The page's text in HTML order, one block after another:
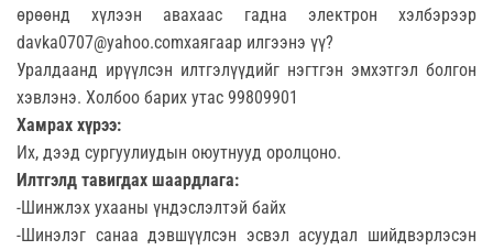
өрөөнд хүлээн авахаас гадна электрон хэлбэрээр
davka0707@yahoo.comхаягаар илгээнэ үү?
Уралдаанд ирүүлсэн илтгэлүүдийг нэгтгэн эмхэтгэл болгон
хэвлэнэ. Холбоо барих утас 99809901
Хамрах хүрээ:
Их, дээд сургуулиудын оюутнууд оролцоно.
Илтгэлд тавигдах шаардлага:
-Шинжлэх ухааны үндэслэлтэй байх
-Шинэлэг санаа дэвшүүлсэн эсвэл асуудал шийдвэрлэсэн